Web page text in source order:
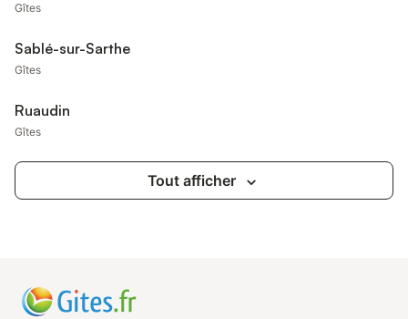
Gîtes
Sablé-sur-Sarthe
Gîtes
Ruaudin
Gîtes
Tout afficher